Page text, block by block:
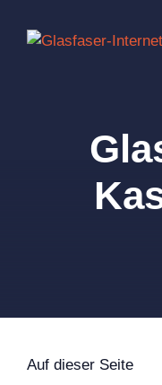
Inhalt
Auf dieser Seite